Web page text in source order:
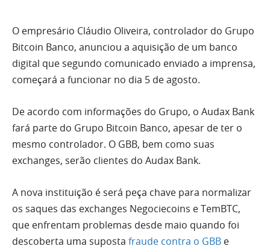
O empresário Cláudio Oliveira, controlador do Grupo
Bitcoin Banco, anunciou a aquisição de um banco
digital que segundo comunicado enviado a imprensa,
começará a funcionar no dia 5 de agosto.
De acordo com informações do Grupo, o Audax Bank
fará parte do Grupo Bitcoin Banco, apesar de ter o
mesmo controlador. O GBB, bem como suas
exchanges, serão clientes do Audax Bank.
A nova instituição é será peça chave para normalizar
os saques das exchanges Negociecoins e TemBTC,
que enfrentam problemas desde maio quando foi
descoberta uma suposta fraude contra o GBB e